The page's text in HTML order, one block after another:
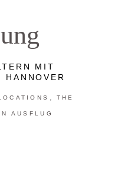
MIT
THE
AUSFLUG